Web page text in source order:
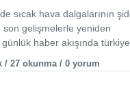
sıcak hava dalgalarının
son gelişmelerle yeniden
haber akışında
/ 27 okunma / 0 yorum